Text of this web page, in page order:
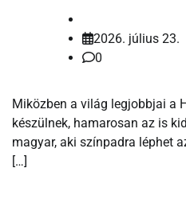
2026. július 23.
0
Miközben a világ legjobbjai a
készülnek, hamarosan az is
magyar, aki színpadra léphet
[…]